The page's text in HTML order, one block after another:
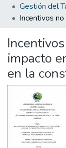
Statistics
Gestión del
impacto
en la